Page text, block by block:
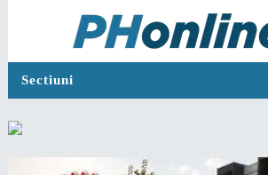
Sectiuni